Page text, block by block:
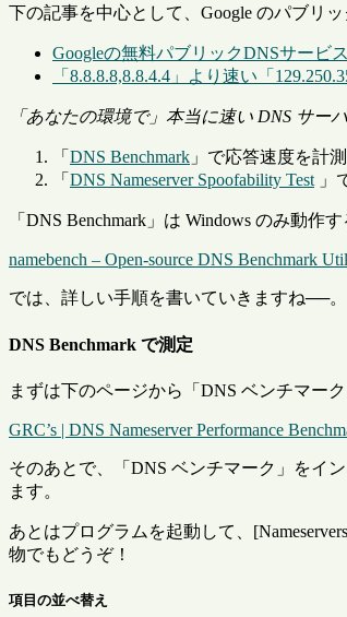
下の記事を中心として、Google のパブリ
Googleの無料パブリックDNSサービ
「8.8.8.8,8.8.4.4」より速い「
「あなたの環境で」本当に速い DNS サーバ
「 DNS Benchmark 」で応答速度を計測
「 DNS Nameserver Spoofability Test 」
「DNS Benchmark」は Windows のみ動作
namebench – Open-source DNS Benchmark
では、詳しい手順を書いていきますね──。
DNS Benchmark で測定
まずは下のページから「DNS ベンチマー
GRC’s | DNS Nameserver Performance
そのあとで、「DNS ベンチマーク」をイ
ます。
あとはプログラムを起動して、
物でもどうぞ！
項目の並べ替え